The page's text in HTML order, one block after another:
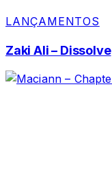
LANÇAMENTOS
Zaki Ali – Dissolve